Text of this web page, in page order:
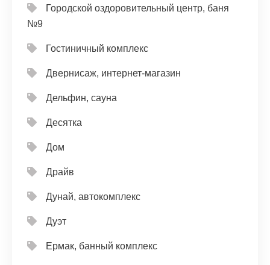
Городской оздоровительный центр, баня
№9
Гостиничный комплекс
Двернисаж, интернет-магазин
Дельфин, сауна
Десятка
Дом
Драйв
Дунай, автокомплекс
Дуэт
Ермак, банный комплекс